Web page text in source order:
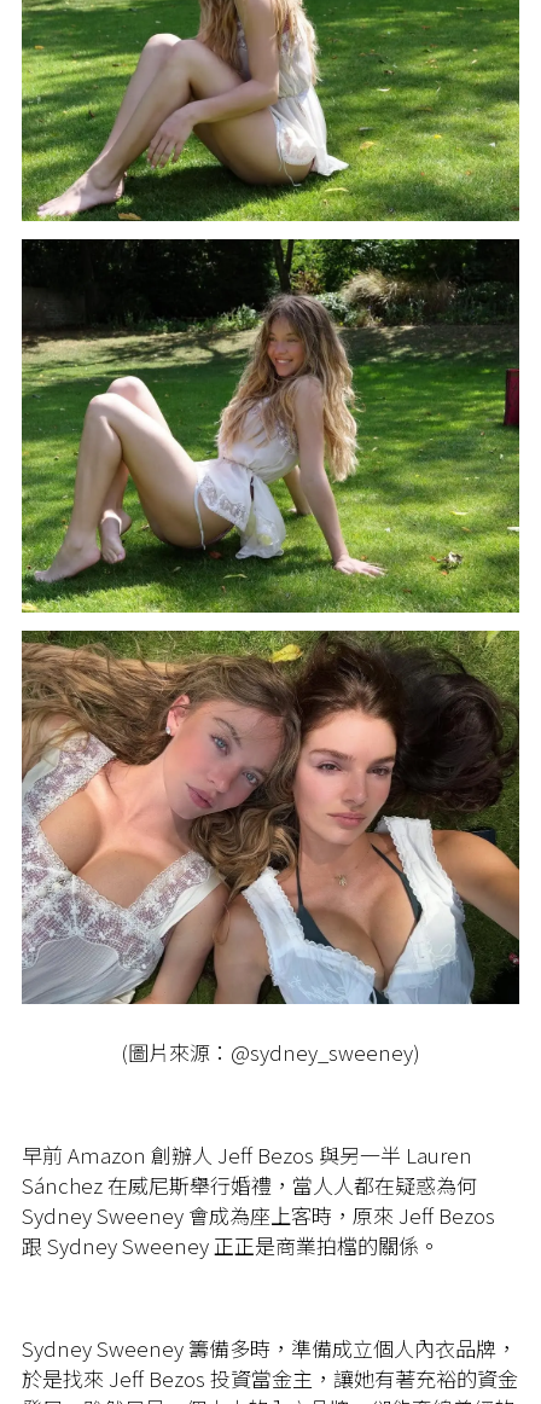
(圖片來源：@sydney_sweeney)
早前 Amazon 創辦人 Jeff Bezos 與另一半 Lauren
Sánchez 在威尼斯舉行婚禮，當人人都在疑惑為何
Sydney Sweeney 會成為座上客時，原來 Jeff Bezos
跟 Sydney Sweeney 正正是商業拍檔的關係。
Sydney Sweeney 籌備多時，準備成立個人內衣品牌，
於是找來 Jeff Bezos 投資當金主，讓她有著充裕的資金